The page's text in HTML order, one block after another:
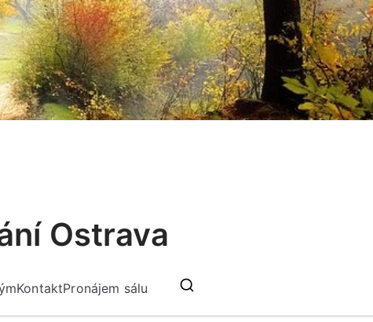
Ostrava
KontaktPronájem sálu